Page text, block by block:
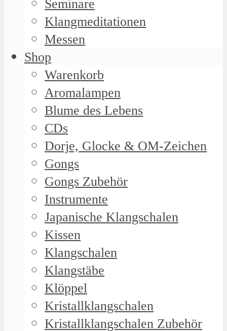
Seminare
Klangmeditationen
Messen
Shop
Warenkorb
Aromalampen
Blume des Lebens
CDs
Dorje, Glocke & OM-Zeichen
Gongs
Gongs Zubehör
Instrumente
Japanische Klangschalen
Kissen
Klangschalen
Klangstäbe
Klöppel
Kristallklangschalen
Kristallklangschalen Zubehör